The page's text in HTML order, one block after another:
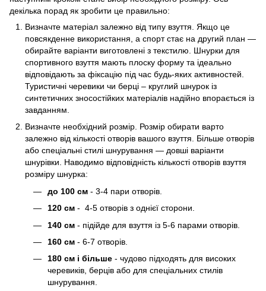
декілька порад як зробити це правильно:
Визначте матеріал залежно від типу взуття. Якщо це
повсякденне використання, а спорт стає на другий план —
обирайте варіанти виготовлені з текстилю. Шнурки для
спортивного взуття мають плоску форму та ідеально
відповідають за фіксацію під час будь-яких активностей.
Туристичні черевики чи берці – круглий шнурок із
синтетичних зносостійких матеріалів надійно впорається із
завданням.
Визначте необхідний розмір. Розмір обирати варто
залежно від кількості отворів вашого взуття. Більше отворів
або спеціальні стилі шнурування — довші варіанти
шнурівки. Наводимо відповідність кількості отворів взуття
розміру шнурка:
до 100 см - 3-4 пари отворів.
120 см - 4-5 отворів з однієї сторони.
140 см - підійде для взуття із 5-6 парами отворів.
160 см - 6-7 отворів.
180 см і більше - чудово підходять для високих
черевиків, берців або для спеціальних стилів
шнурування.